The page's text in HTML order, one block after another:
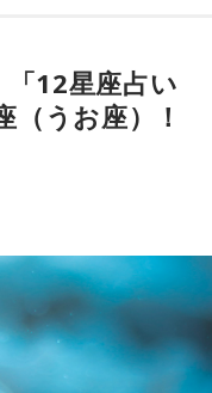
示しています。あな
その時の衝動でとっ
ちばん人間らしいか
いですが、一呼吸置
います。あなたは極
一歩引いて見極める
瞰して考えられるタ
寄りがたく見られる
ましょう。
最下位からの日本
誇る球界のレジェン
球場で行われる「ヤ
アップナイター』の
現役時代は『ニッポ
報番組でレギュラー
リスナーにはお馴染
ップナイター』で解
12星座占い
うお座）！